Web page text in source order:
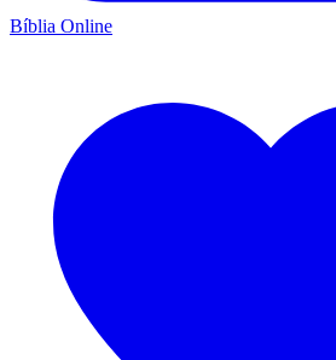
Bíblia Online